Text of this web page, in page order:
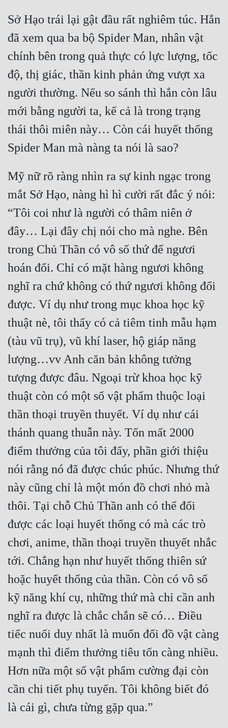
Sở Hạo trái lại gật đầu rất nghiêm túc. Hắn
đã xem qua ba bộ Spider Man, nhân vật
chính bên trong quả thực có lực lượng, tốc
độ, thị giác, thần kinh phản ứng vượt xa
người thường. Nếu so sánh thì hắn còn lâu
mới bằng người ta, kể cả là trong trạng
thái thôi miên này… Còn cái huyết thống
Mỹ nữ rõ ràng nhìn ra sự kinh ngạc trong
mắt Sở Hạo, nàng hì hì cười rất đắc ý nói:
“Tôi coi như là người có thâm niên ở
đây… Lại đây chị nói cho mà nghe. Bên
trong Chủ Thần có vô số thứ để ngươi
hoán đổi. Chỉ có mặt hàng ngươi không
nghĩ ra chứ không có thứ ngươi không đổi
được. Ví dụ như trong mục khoa học kỹ
thuật nè, tôi thấy có cả tiêm tinh mẫu hạm
(tàu vũ trụ), vũ khí laser, hộ giáp năng
lượng…vv Anh căn bản không tưởng
tượng được đâu. Ngoại trừ khoa học kỹ
thuật còn có một số vật phẩm thuộc loại
thần thoại truyền thuyết. Ví dụ như cái
thánh quang thuẫn này. Tốn mất 2000
điểm thưởng của tôi đấy, phần giới thiệu
nói rằng nó đã được chúc phúc. Nhưng thứ
này cũng chỉ là một món đồ chơi nhỏ mà
thôi. Tại chỗ Chủ Thần anh có thể đổi
được các loại huyết thống có mà các trò
chơi, anime, thần thoại truyền thuyết nhắc
tới. Chẳng hạn như huyết thống thiên sứ
hoặc huyết thống của thần. Còn có vô số
kỹ năng khí cụ, những thứ mà chỉ cần anh
nghĩ ra được là chắc chắn sẽ có… Điều
tiếc nuối duy nhất là muốn đổi đồ vật càng
mạnh thì điểm thưởng tiêu tốn càng nhiều.
Hơn nữa một số vật phẩm cường đại còn
cần chi tiết phụ tuyến. Tôi không biết đó